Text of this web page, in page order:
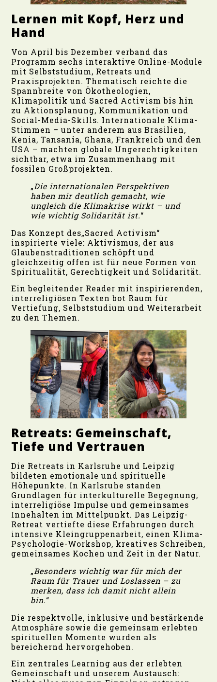
Lernen mit Kopf, Herz und
Hand
Von April bis Dezember verband das
Programm sechs interaktive Online-Module
mit Selbststudium, Retreats und
Praxisprojekten. Thematisch reichte die
Spannbreite von Ökotheologien,
Klimapolitik und Sacred Activism bis hin
zu Aktionsplanung, Kommunikation und
Social-Media-Skills. Internationale Klima-
Stimmen – unter anderem aus Brasilien,
Kenia, Tansania, Ghana, Frankreich und den
USA – machten globale Ungerechtigkeiten
sichtbar, etwa im Zusammenhang mit
fossilen Großprojekten.
„Die internationalen Perspektiven
haben mir deutlich gemacht, wie
ungleich die Klimakrise wirkt – und
wie wichtig Solidarität ist.“
Das Konzept des„Sacred Activism“
inspirierte viele: Aktivismus, der aus
Glaubenstraditionen schöpft und
gleichzeitig offen ist für neue Formen von
Spiritualität, Gerechtigkeit und Solidarität.
Ein begleitender Reader mit inspirierenden,
interreligiösen Texten bot Raum für
Vertiefung, Selbststudium und Weiterarbeit
zu den Themen.
Retreats: Gemeinschaft,
Tiefe und Vertrauen
Die Retreats in Karlsruhe und Leipzig
bildeten emotionale und spirituelle
Höhepunkte. In Karlsruhe standen
Grundlagen für interkulturelle Begegnung,
interreligiöse Impulse und gemeinsames
Innehalten im Mittelpunkt. Das Leipzig-
Retreat vertiefte diese Erfahrungen durch
intensive Kleingruppenarbeit, einen Klima-
Psychologie-Workshop, kreatives Schreiben,
gemeinsames Kochen und Zeit in der Natur.
„Besonders wichtig war für mich der
Raum für Trauer und Loslassen – zu
merken, dass ich damit nicht allein
bin.“
Die respektvolle, inklusive und bestärkende
Atmosphäre sowie die gemeinsam erlebten
spirituellen Momente wurden als
bereichernd hervorgehoben.
Ein zentrales Learning aus der erlebten
Gemeinschaft und unserem Austausch: